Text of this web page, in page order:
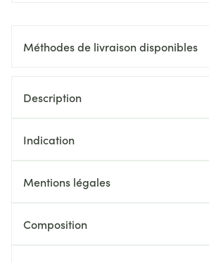
Méthodes de livraison disponibles
Description
Indication
Mentions légales
Composition